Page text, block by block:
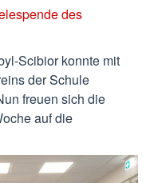
des
Scibior konnte mit
der Schule
freuen sich die
auf die